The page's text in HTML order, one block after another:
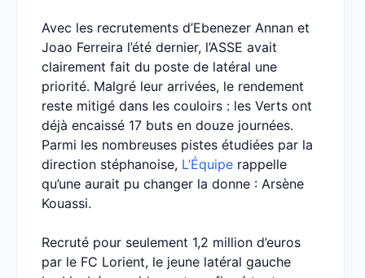
Avec les recrutements d’Ebenezer Annan et
Joao Ferreira l’été dernier, l’ASSE avait
clairement fait du poste de latéral une
priorité. Malgré leur arrivées, le rendement
reste mitigé dans les couloirs : les Verts ont
déjà encaissé 17 buts en douze journées.
Parmi les nombreuses pistes étudiées par la
direction stéphanoise, L’Équipe rappelle
qu’une aurait pu changer la donne : Arsène
Kouassi.
Recruté pour seulement 1,2 million d’euros
par le FC Lorient, le jeune latéral gauche